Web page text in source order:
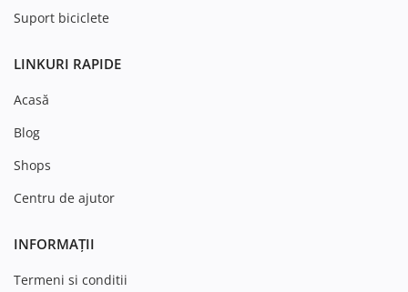
Suport biciclete
LINKURI RAPIDE
Acasă
Blog
Shops
Centru de ajutor
INFORMAȚII
Termeni si conditii